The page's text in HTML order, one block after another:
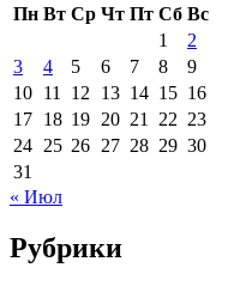
Пн Вт Ср Чт Пт Сб Вс
1
2
3
4 5 6 7 8
9
10 11 12 13 14 15 16
17 18 19 20 21 22 23
24 25 26 27 28 29 30
31
« Июл
Рубрики